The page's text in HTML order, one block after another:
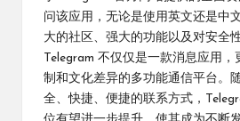
问该应用，无论是使用英文还是中
大的社区、强大的功能以及对安全
Telegram 不仅仅是一款消息应用
制和文化差异的多功能通信平台。
全、快捷、便捷的联系方式，